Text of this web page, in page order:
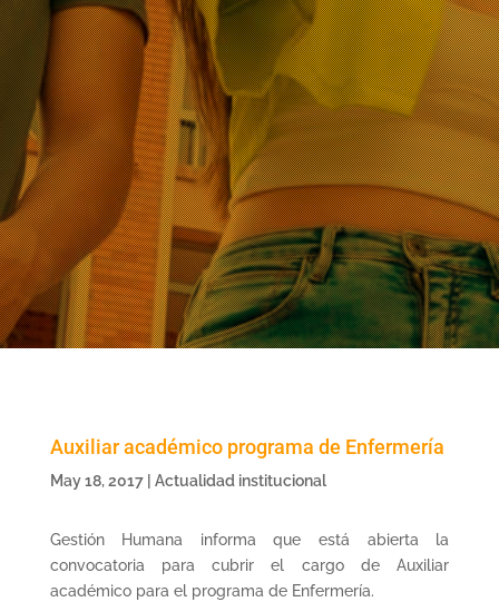
Auxiliar académico programa de Enfermería
May 18, 2017| Actualidad institucional
Gestión Humana informa que está abierta la
convocatoria para cubrir el cargo de Auxiliar
académico para el programa de Enfermería.